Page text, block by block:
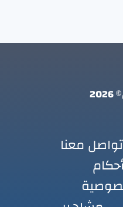
تواصل معنا